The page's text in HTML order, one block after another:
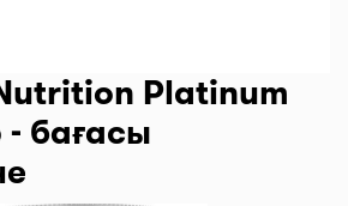
Platinum
- бағасы